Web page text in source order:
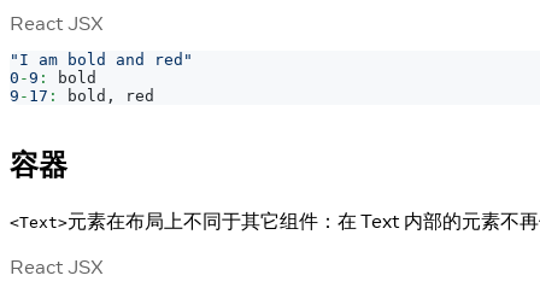
React JSX
"I am bold and red"
0 -9 :
bold
9 - 17 : bold , red
容器
<Text>元素在布局上不同于其它组件：在 Text 内部的元素不
React JSX